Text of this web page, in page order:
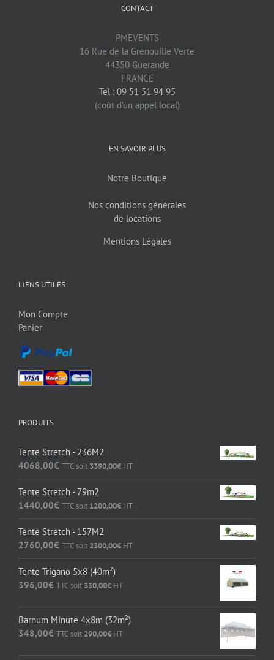
CONTACT
PMEVENTS
16 Rue de la Grenouille Verte
44350 Guerande
FRANCE
Tel : 09 51 51 94 95
(coût d’un appel local)
EN SAVOIR PLUS
Notre Boutique
Nos conditions générales
de locations
Mentions Légales
LIENS UTILES
Mon Compte
Panier
PRODUITS
Tente Stretch - 236M2
4068,00€ TTC soit 3390,00€ HT
Tente Stretch - 79m2
1440,00€ TTC soit 1200,00€ HT
Tente Stretch - 157M2
2760,00€ TTC soit 2300,00€ HT
Tente Trigano 5x8 (40m²)
396,00€ TTC soit 330,00€ HT
Barnum Minute 4x8m (32m²)
348,00€ TTC soit 290,00€ HT